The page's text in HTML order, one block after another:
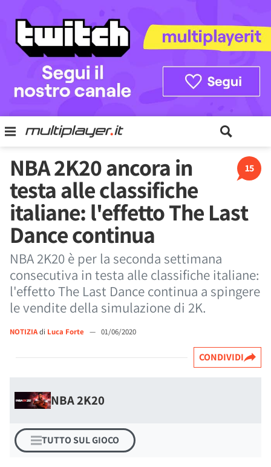
15
NBA 2K20 ancora in
testa alle classifiche
italiane: l'effetto The Last
Dance continua
NBA 2K20 è per la seconda settimana
consecutiva in testa alle classifiche italiane:
l'effetto The Last Dance continua a spingere
le vendite della simulazione di 2K.
NOTIZIAdi Luca Forte — 01/06/2020
CONDIVIDI
NBA 2K20
TUTTO SUL GIOCO